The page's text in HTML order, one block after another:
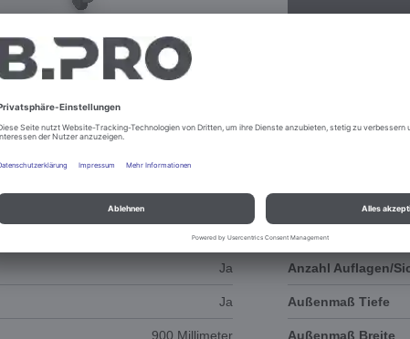
57.5 Millimeter Außenmaß Höhe
Ja Anzahl Auflagen/
Ja Außenmaß Tiefe
900 Millimeter Außenmaß Breite